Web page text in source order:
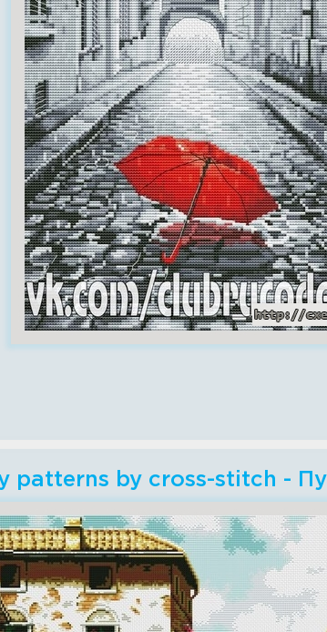
patterns by cross-stitch -